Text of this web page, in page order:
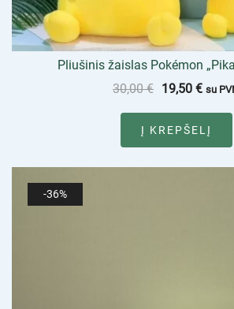
Pliušinis žaislas Pokémon
30,00€ 19,50 € su
Į KREPŠELĮ
-36%